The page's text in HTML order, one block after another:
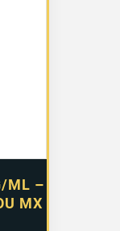
ML –
MX